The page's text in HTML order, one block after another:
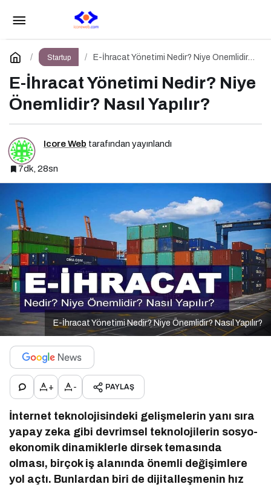
Startup
E-İhracat Yönetimi Nedir? Niye Önemlidir?
E-İhracat Yönetimi Nedir? Niye
Önemlidir? Nasıl Yapılır?
Icore Web tarafından yayınlandı
7dk, 28sn
E-İhracat Yönetimi Nedir? Niye Önemlidir? Nasıl Yapılır?
+ - PAYLAŞ
İnternet teknolojisindeki gelişmelerin yanı sıra
yapay zeka gibi devrimsel teknolojilerin sosyo-
ekonomik dinamiklerle dirsek temasında
olması, birçok iş alanında önemli değişimlere
yol açtı. Bunlardan biri de dijitalleşmenin hız
Ulaşılabilir Lüksün Yeni Yüzü
Yorum Yap